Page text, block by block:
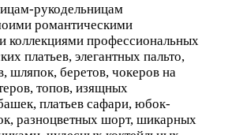
рукодельницам
романтическими
коллекциями профессиональных
платьев, элегантных пальто,
шляпок, беретов, чокеров на
топов, изящных
платьев сафари, юбок-
разноцветных шорт, шикарных